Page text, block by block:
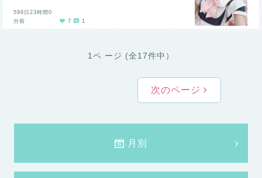
599日23時間0
分前
7 1
1ペ ージ (全17件中）
次のページ
月別